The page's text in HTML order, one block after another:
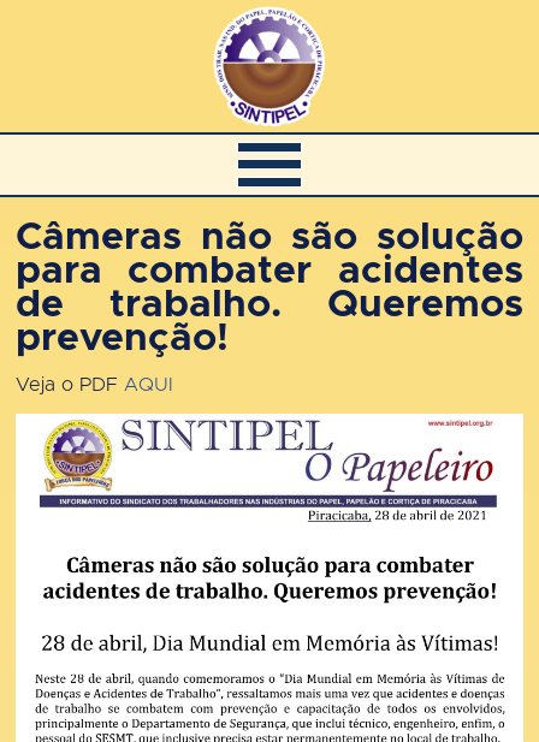
Câmeras não são solução
para combater acidentes
de trabalho. Queremos
prevenção!
Veja o PDF AQUI